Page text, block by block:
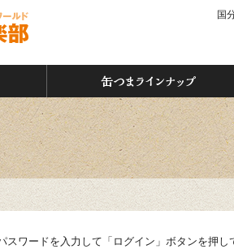
国
「缶つま」ってなぁに？
スワードを入力して「ログイン」ボタンを押し